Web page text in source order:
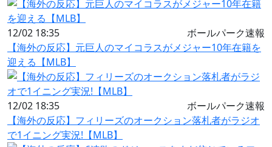
12/02 18:35
ボールパーク速報
【海外の反応】元巨人のマイコラスがメジャー10年在籍を
迎える【MLB】
12/02 18:35
ボールパーク速報
【海外の反応】フィリーズのオークション落札者がラジオ
で1イニング実況!【MLB】